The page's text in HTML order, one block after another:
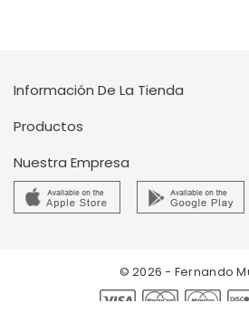
Información De La Tienda
Productos
Nuestra Empresa
© 2026 - Fernando